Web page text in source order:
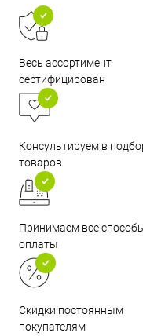
Весь ассортимент
сертифицирован
Консультируем в
товаров
Принимаем все
оплаты
Скидки постоянным
покупателям